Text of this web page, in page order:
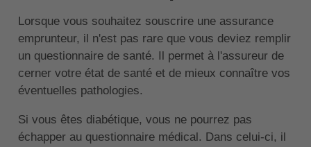
Lorsque vous souhaitez souscrire une assurance
emprunteur, il n'est pas rare que vous deviez remplir
un questionnaire de santé. Il permet à l'assureur de
cerner votre état de santé et de mieux connaître vos
éventuelles pathologies.
Si vous êtes diabétique, vous ne pourrez pas
échapper au questionnaire médical. Dans celui-ci, il